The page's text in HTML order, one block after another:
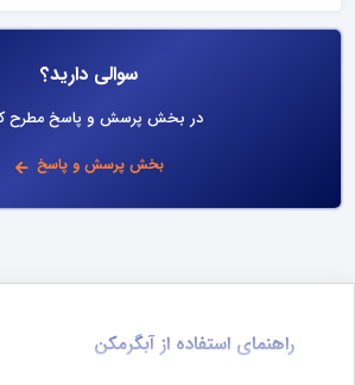
سوالی دارید؟
در بخش پرسش و پاسخ مطرح
بخش پرسش و پاسخ
راهنمای استفاده از آبگرمکن